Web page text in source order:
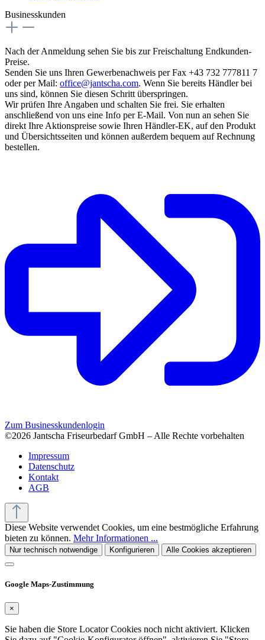
Businesskunden
Nach der Anmeldung sehen Sie bis zur Freischaltung Endkunden-
Preise.
Senden Sie uns Ihren Gewerbenachweis per Fax +43 732 777811 7
oder per Mail: office@jantscha.com. Wenn Sie bereits Händler bei
uns sind, können Sie diesen Schritt überspringen.
Wir prüfen Ihre Angaben und schalten Sie frei. Sie erhalten
anschließend von uns eine Info per E-Mail. Von nun an sehen Sie
direkt Ihre Aktionspreise sowie Ihren Händler-EK, auf den Produkt
und Übersichtsseiten und können außerdem bequem auf Rechnung
bestellen.
Zum Businesskundenlogin
©2026 Jantscha Friseurbedarf GmbH – Alle Rechte vorbehalten
Impressum
Datenschutz
Kontakt
AGB
Diese Website verwendet Cookies, um eine bestmögliche Erfahrung
bieten zu können. Mehr Informationen ...
Nur technisch notwendige Konfigurieren Alle Cookies akzeptieren
Google Maps-Zustimmung
×
Sie haben die Store Locator Cookies noch nicht aktiviert. Klicken